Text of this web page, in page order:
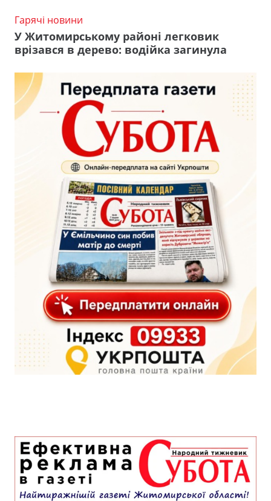
Гарячі новини
У Житомирському районі легковик
врізався в дерево: водійка загинула